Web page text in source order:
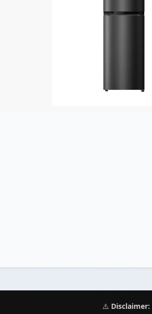
⚠️ Disclaimer: